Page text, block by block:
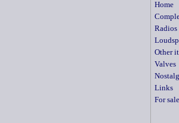
Home
Radios
Other
Valves
Links
For sale